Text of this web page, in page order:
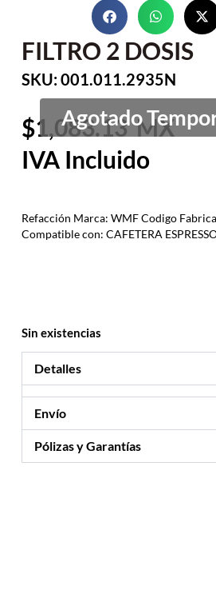
FILTRO 2 DOSIS
SKU: 001.011.2935N
1,083.13
Refacción Marca: WMF Codigo
Compatible con: CAFETERA
Sin existencias
Detalles
Envío
Pólizas y Garantías